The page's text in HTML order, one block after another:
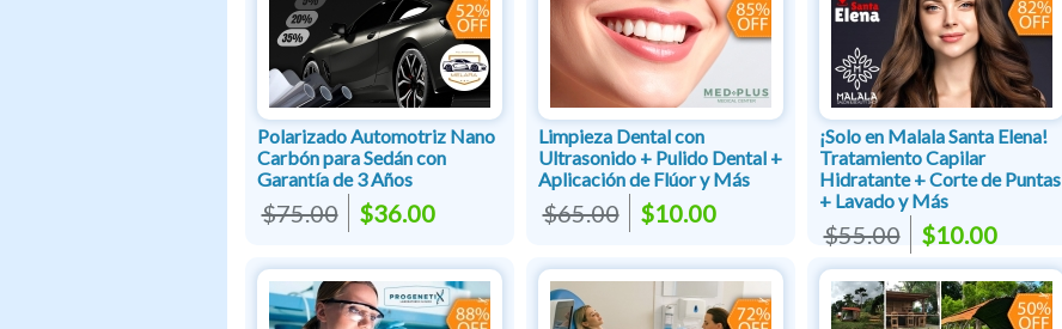
Polarizado Automotriz Nano
Carbón para Sedán con
Garantía de 3 Años
$75.00 $36.00
Limpieza Dental con
Ultrasonido + Pulido Dental +
Aplicación de Flúor y Más
$65.00 $10.00
¡Solo en Malala Santa Elena!
Tratamiento Capilar
Hidratante + Corte de Puntas
+ Lavado y Más
$55.00 $10.00